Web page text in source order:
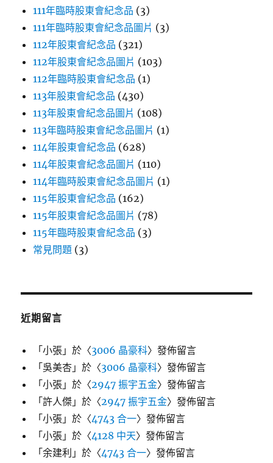
111年臨時股東會紀念品 (3)
111年臨時股東會紀念品圖片 (3)
112年股東會紀念品 (321)
112年股東會紀念品圖片 (103)
112年臨時股東會紀念品 (1)
113年股東會紀念品 (430)
113年股東會紀念品圖片 (108)
113年臨時股東會紀念品圖片 (1)
114年股東會紀念品 (628)
114年股東會紀念品圖片 (110)
114年臨時股東會紀念品圖片 (1)
115年股東會紀念品 (162)
115年股東會紀念品圖片 (78)
115年臨時股東會紀念品 (3)
常見問題 (3)
近期留言
「小張 」於〈3006 晶豪科〉發佈留言
「吳美杏 」於〈3006 晶豪科〉發佈留言
「小張 」於〈2947 振宇五金〉發佈留言
「許人傑 」於〈2947 振宇五金〉發佈留言
「小張 」於〈4743 合一〉發佈留言
「小張 」於〈4128 中天〉發佈留言
「余建利 」於〈4743 合一〉發佈留言